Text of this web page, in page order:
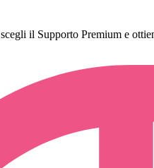
il Supporto Premium e